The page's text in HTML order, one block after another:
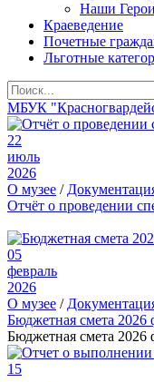
Наши Герои
Краеведение
Почетные
Льготные
МБУК
22
июль
2026
О музее /
Отчёт о проведении
05
февраль
2026
О музее /
Бюджетная смета
Бюджетная смета
15